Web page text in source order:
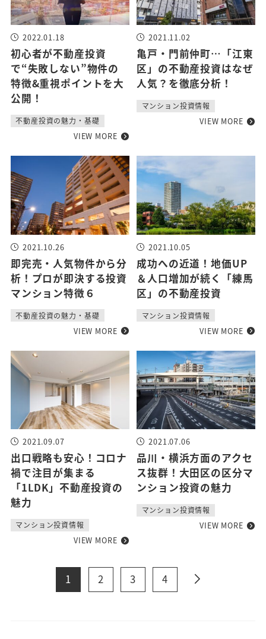
2022.01.18
初心者が不動産投資
で“失敗しない”物件の
特徴&重視ポイントを大
公開！
不動産投資の魅力・基礎
VIEW MORE
2021.11.02
亀戸・門前仲町…「江東
区」の不動産投資はなぜ
人気？を徹底分析！
マンション投資情報
VIEW MORE
2021.10.26
即完売・人気物件から分
析！プロが即決する投資
マンション特徴６
不動産投資の魅力・基礎
VIEW MORE
2021.10.05
成功への近道！地価UP
＆人口増加が続く「練馬
区」の不動産投資
マンション投資情報
VIEW MORE
2021.09.07
出口戦略も安心！コロナ
禍で注目が集まる
「1LDK」不動産投資の
魅力
マンション投資情報
VIEW MORE
2021.07.06
品川・横浜方面のアクセ
ス抜群！大田区の区分マ
ンション投資の魅力
マンション投資情報
VIEW MORE
1 2 3 4